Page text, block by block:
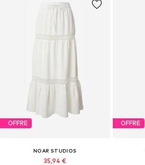
OFFRE
NOAR STUDIOS
35,94 €
OFFRE